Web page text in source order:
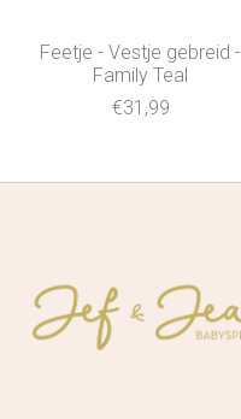
Feetje - Vestje gebreid -
Family Teal
€31,99